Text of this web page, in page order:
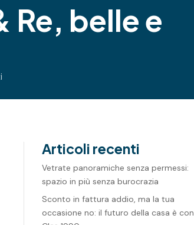
Re, belle e
Articoli recenti
Vetrate panoramiche senza permessi:
spazio in più senza burocrazia
Sconto in fattura addio, ma la tua
occasione no: il futuro della casa è con